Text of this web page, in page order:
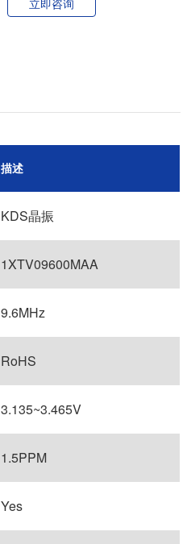
立即咨询
描述
KDS晶振
1XTV09600MAA
9.6MHz
RoHS
3.135~3.465V
1.5PPM
Yes